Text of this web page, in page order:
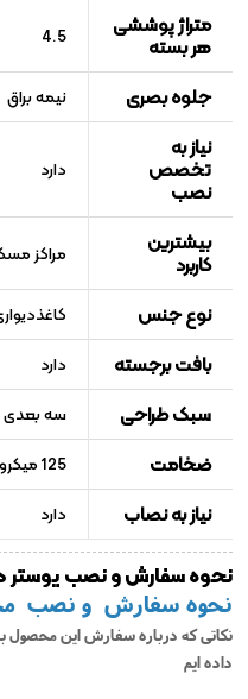
متراژ پوششی
هر بسته 4.5
جلوه بصری نیمه براق
نیاز به
تخصص
نصب
دارد
بیشترین
کاربرد مراکز
نوع جنس
بافت برجسته دارد
سبک طراحی سه بعدی
ضخامت 125 میکرون
نیاز به نصاب دارد
نحوه سفارش و نصب پوستر
نحوه سفارش و نصب
نکاتی که درباره سفارش این محصول
داده ایم